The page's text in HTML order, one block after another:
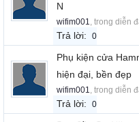
N
wifim001, trong diễn
Trả lời: 0
Phụ kiện cửa
hiện đại, bền đẹp
wifim001, trong diễn
Trả lời: 0